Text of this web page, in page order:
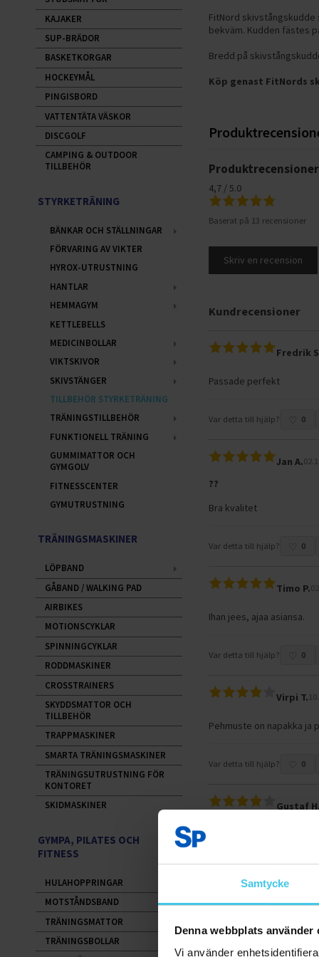
Samtycke
Denna webbplats använder
Vi använder
FitNord skivstångskudde
bekväm. Kudden fästes
Bredd på
Köp genast FitNords
Produktrecensioner
4,7 / 5.0
Baserat på 13 recensioner
Skriv en recension
Kundrecensioner
Fredrik
Passade perfekt
Var detta till hjälp? 0
Jan A.
??
Bra kvalitet
Var detta till hjälp? 0
Timo P.
Ihan jees, ajaa asiansa.
Var detta till hjälp? 0
Virpi T.
Pehmuste on napakka ja
Var detta till hjälp? 0
Gustaf H.
Hanna K.
Olen käyttänyt
helppo pyöräyttää
KAJAKER
SUP-BRÄDOR
BASKETKORGAR
HOCKEYMÅL
PINGISBORD
VATTENTÄTA VÄSKOR
DISCGOLF
CAMPING & OUTDOOR
TILLBEHÖR
STYRKETRÄNING
BÄNKAR OCH STÄLLNINGAR
FÖRVARING AV VIKTER
HYROX-UTRUSTNING
HANTLAR
HEMMAGYM
KETTLEBELLS
MEDICINBOLLAR
VIKTSKIVOR
SKIVSTÄNGER
TILLBEHÖR STYRKETRÄNING
TRÄNINGSTILLBEHÖR
FUNKTIONELL TRÄNING
GUMMIMATTOR OCH
GYMGOLV
FITNESSCENTER
GYMUTRUSTNING
TRÄNINGSMASKINER
LÖPBAND
GÅBAND / WALKING PAD
AIRBIKES
MOTIONSCYKLAR
SPINNINGCYKLAR
RODDMASKINER
CROSSTRAINERS
SKYDDSMATTOR OCH
TILLBEHÖR
TRAPPMASKINER
SMARTA TRÄNINGSMASKINER
TRÄNINGSUTRUSTNING FÖR
KONTORET
SKIDMASKINER
GYMPA, PILATES OCH
FITNESS
HULAHOPPRINGAR
MOTSTÅNDSBAND
TRÄNINGSMATTOR
TRÄNINGSBOLLAR